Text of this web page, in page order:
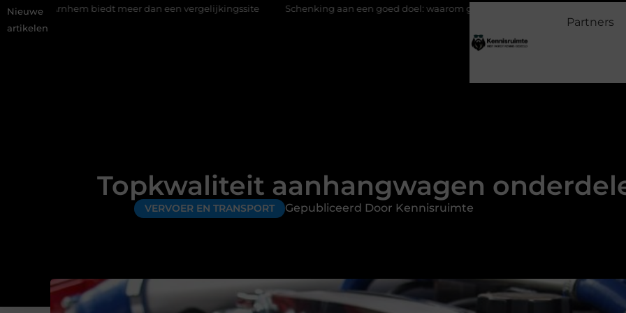
Nieuwe
artikelen
biedt meer dan een vergelijkingssite Schenking aan een goed doel: waarom geven belangrijk is en hoe het werkt
Partners
Topkwaliteit aanhangwagen
VERVOER EN TRANSPORT Gepubliceerd Door Kennisruimte